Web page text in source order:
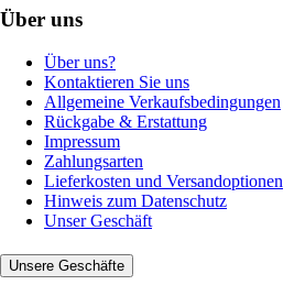
Über uns
Über uns?
Kontaktieren Sie uns
Allgemeine Verkaufsbedingungen
Rückgabe & Erstattung
Impressum
Zahlungsarten
Lieferkosten und Versandoptionen
Hinweis zum Datenschutz
Unser Geschäft
Unsere Geschäfte